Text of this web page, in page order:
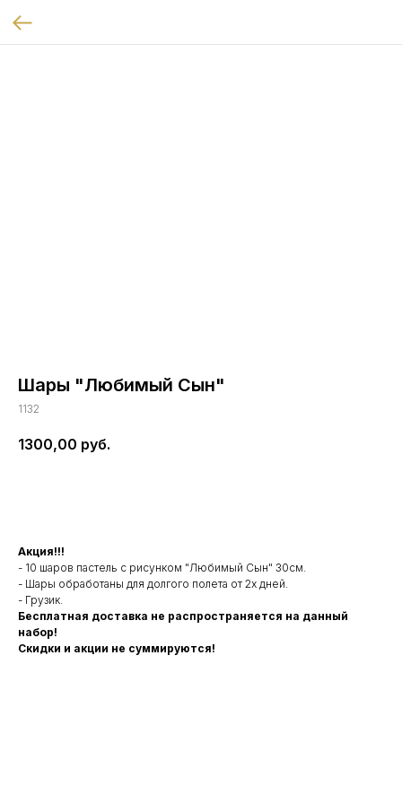
Шары "Любимый Сын"
1132
1300,00 руб.
Акция!!!
- 10 шаров пастель с рисунком "Любимый Сын" 30см.
- Шары обработаны для долгого полета от 2х дней.
- Грузик.
Бесплатная доставка не распространяется на данный
набор!
Скидки и акции не суммируются!